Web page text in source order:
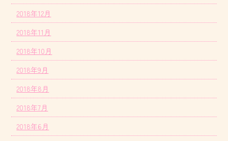
2018年12月
2018年11月
2018年10月
2018年9月
2018年8月
2018年7月
2018年6月